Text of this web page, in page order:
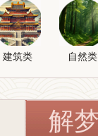
建筑类 自然类